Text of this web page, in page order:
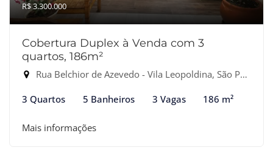
R$ 3.300.000
Cobertura Duplex à Venda com 3
quartos, 186m²
Rua Belchior de Azevedo - Vila Leopoldina, São Paulo-SP
3 Quartos 5 Banheiros 3 Vagas 186 m²
Mais informações